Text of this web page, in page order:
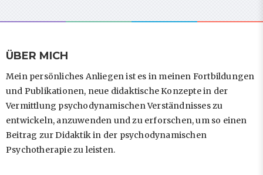
ÜBER MICH
Mein persönliches Anliegen ist es in meinen Fortbildungen
und Publikationen, neue didaktische Konzepte in der
Vermittlung psychodynamischen Verständnisses zu
entwickeln, anzuwenden und zu erforschen, um so einen
Beitrag zur Didaktik in der psychodynamischen
Psychotherapie zu leisten.